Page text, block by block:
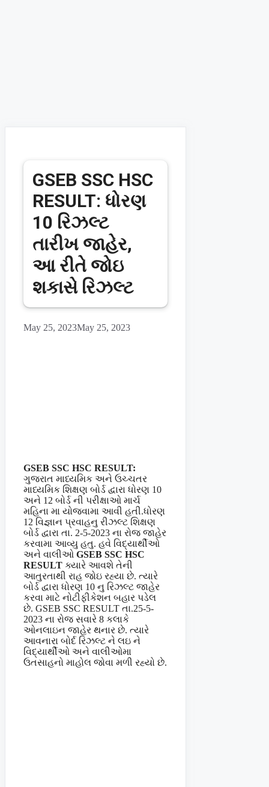
GSEB SSC HSC
RESULT: ધોરણ
10 રિઝલ્ટ
તારીખ જાહેર,
આ રીતે જોઇ
શકાસે રિઝલ્ટ
May 25, 2023May 25, 2023
GSEB SSC HSC RESULT:
ગુજરાત માધ્યમિક અને ઉચ્ચતર
માધ્યમિક શિક્ષણ બોર્ડ દ્વારા ધોરણ 10
અને 12 બોર્ડ ની પરીક્ષાઓ માર્ચ
મહિના મા યોજવામા આવી હતી.ધોરણ
12 વિજ્ઞાન પ્રવાહનુ રીઝલ્ટ શિક્ષણ
બોર્ડ દ્વારા તા. 2-5-2023 ના રોજ જાહેર
કરવામા આવ્યુ હતુ. હવે વિદ્યાર્થીઓ
અને વાલીઓ GSEB SSC HSC
RESULT ક્યારે આવશે તેની
આતુરતાથી રાહ જોઇ રહ્યા છે. ત્યારે
બોર્ડ દ્વારા ધોરણ 10 નુ રિઝલ્ટ જાહેર
કરવા માટે નોટીફીકેશન બહાર પડેલ
છે. GSEB SSC RESULT તા.25-5-
2023 ના રોજ સવારે 8 કલાકે
ઓનલાઇન જાહેર થનાર છે. ત્યારે
આવનારા બોર્દ રિઝલ્ટ ને લઇ ને
વિદ્યાર્થીઓ અને વાલીઓમા
ઉતસાહનો માહોલ જોવા મળી રહ્યો છે.